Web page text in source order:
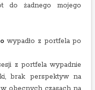
do żadnego mojego
wypadło z portfela po
z portfela wypadnie
brak perspektyw na